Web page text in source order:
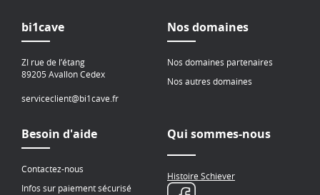
bi1cave
ZI rue de l’étang
89205 Avallon Cedex
serviceclient@bi1cave.fr
Nos domaines
Nos domaines partenaires
Nos autres domaines
Besoin d'aide
Contactez-nous
Infos sur paiement sécurisé
Qui sommes-nous
Histoire Schiever